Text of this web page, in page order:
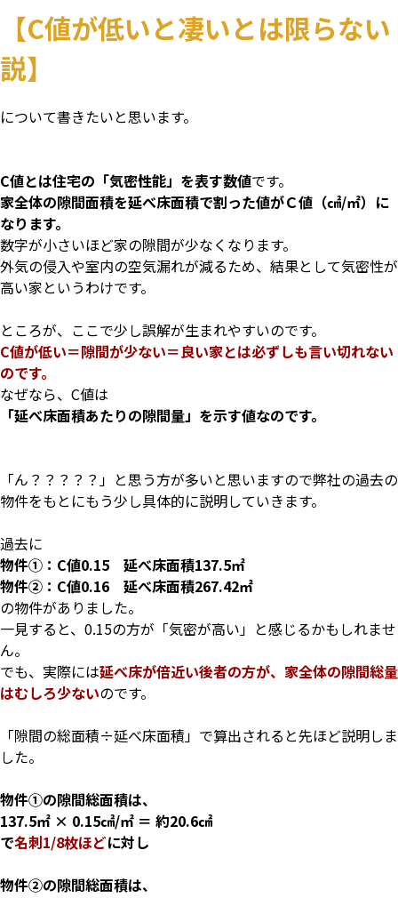
【C値が低いと凄いとは限らない
説】
について書きたいと思います。
C値とは住宅の「気密性能」を表す数値です。
家全体の隙間面積を延べ床面積で割った値がＣ値（㎠/㎡）に
なります。
数字が小さいほど家の隙間が少なくなります。
外気の侵入や室内の空気漏れが減るため、結果として気密性が
高い家というわけです。
ところが、ここで少し誤解が生まれやすいのです。
C値が低い＝隙間が少ない＝良い家とは必ずしも言い切れない
のです。
なぜなら、C値は
「延べ床面積あたりの隙間量」を示す値なのです。
「ん？？？？？」と思う方が多いと思いますので弊社の過去の
物件をもとにもう少し具体的に説明していきます。
過去に
物件①：C値0.15 延べ床面積137.5㎡
物件②：C値0.16 延べ床面積267.42㎡
の物件がありました。
一見すると、0.15の方が「気密が高い」と感じるかもしれませ
ん。
でも、実際には延べ床が倍近い後者の方が、家全体の隙間総量
はむしろ少ないのです。
「隙間の総面積÷延べ床面積」で算出されると先ほど説明しま
した。
物件①の隙間総面積は、
137.5㎡ × 0.15㎠/㎡ ＝ 約20.6㎠
で名刺1/8枚ほどに対し
物件②の隙間総面積は、